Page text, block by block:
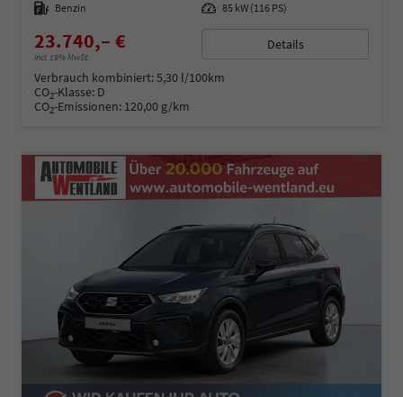
Kraftstoff Benzin Leistung 85 kW (116 PS)
23.740,– €
incl. 19% MwSt.
Details
Verbrauch kombiniert:5,30 l/100km
CO2-Klasse: D
CO2-Emissionen: 120,00 g/km